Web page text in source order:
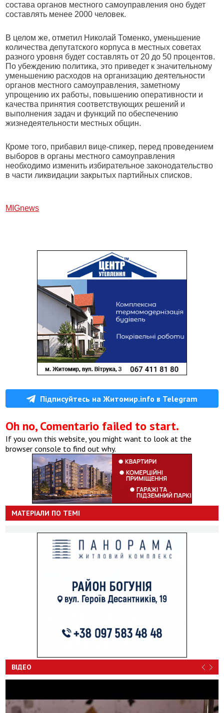
состава органов местного самоуправления оно будет
составлять менее 2000 человек.
В целом же, отметил Николай Томенко, уменьшение
количества депутатского корпуса в местных советах
разного уровня будет составлять от 20 до 50 процентов.
По убеждению политика, это приведет к значительному
уменьшению расходов на организацию деятельности
органов местного самоуправления, заметному
упрощению их работы, повышению оперативности и
качества принятия соответствующих решений и
выполнения задач и функций по обеспечению
жизнедеятельности местных общин.
Кроме того, прибавил вице-спикер, перед проведением
выборов в органы местного самоуправления
необходимо изменить избирательное законодательство
в части ликвидации закрытых партийных списков.
МIGnews
Підписуйтесь на Житомир.info в Telegram
Oh no, Comentario failed to start.
If you own this website, you might want to look at the
browser console to find out why.
МАТЕРІАЛИ ПО ТЕМІ
ВІДЕО